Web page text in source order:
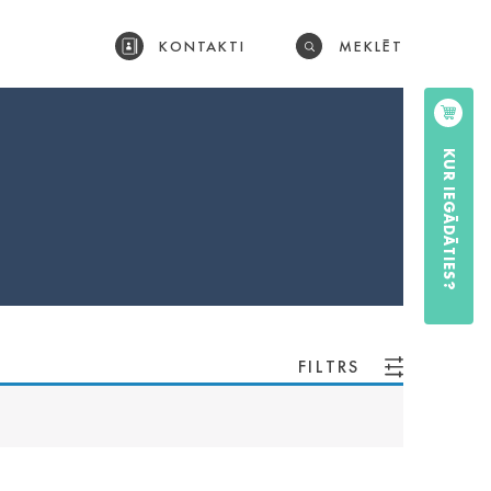
KUR IEGĀDĀTIES?
KONTAKTI MEKLĒT
FILTRS